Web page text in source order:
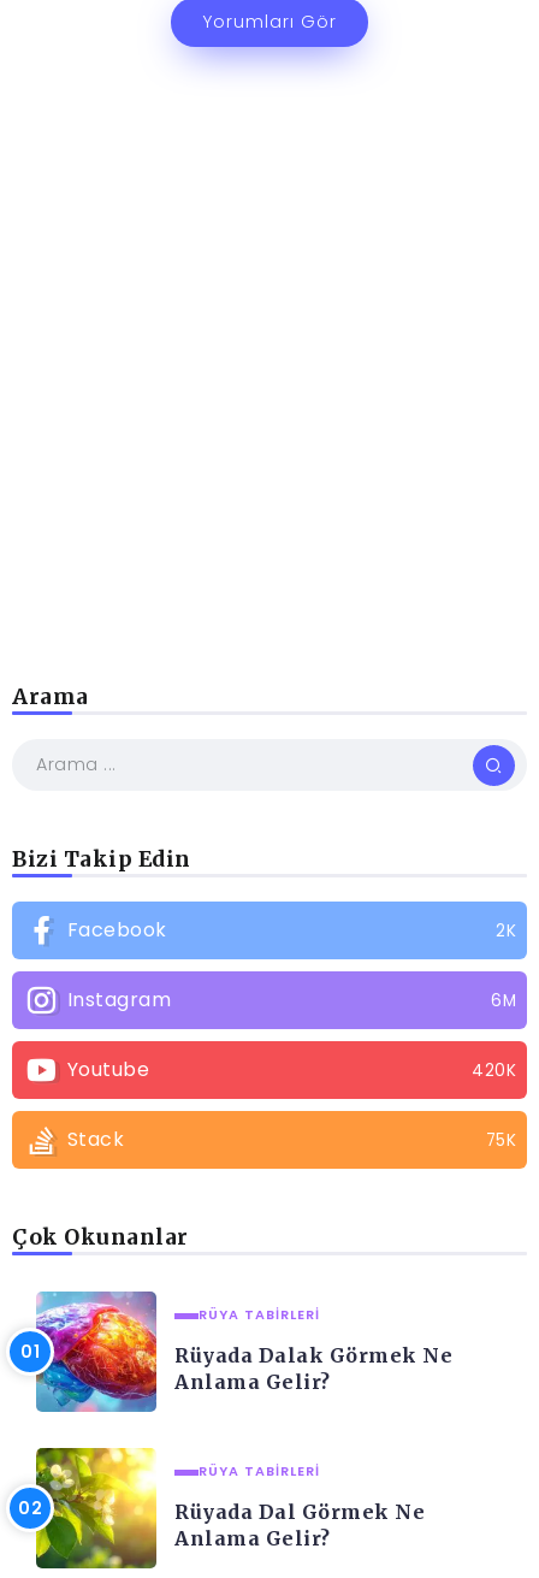
Yorumları Gör
Arama
Bizi Takip Edin
Facebook 2K
Instagram 6M
Youtube 420K
Stack 75K
Çok Okunanlar
RÜYA TABIRLERI
Rüyada Dalak Görmek Ne
Anlama Gelir?
RÜYA TABIRLERI
Rüyada Dal Görmek Ne
Anlama Gelir?